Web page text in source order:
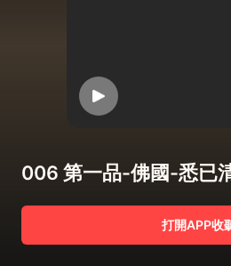
006 第一品-佛國-悉已
打開APP收